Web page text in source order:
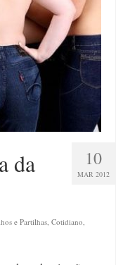
10
MAR 2012
da
e Partilhas, Cotidiano,